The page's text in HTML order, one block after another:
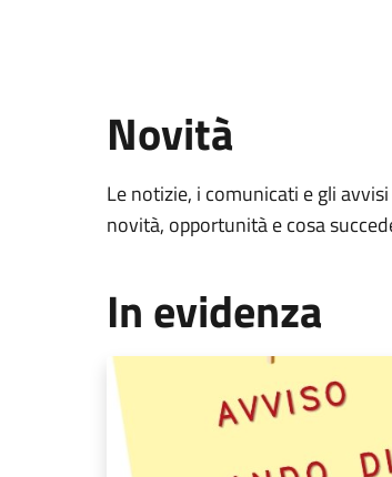
Novità
Le notizie, i comunicati e gli
novità, opportunità e cosa
In evidenza